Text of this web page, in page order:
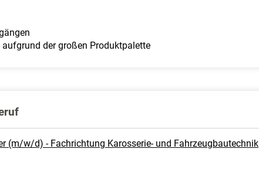
der großen Produktpalette
(m/w/d) - Fachrichtung Karosserie- und Fahrzeugbautechnik